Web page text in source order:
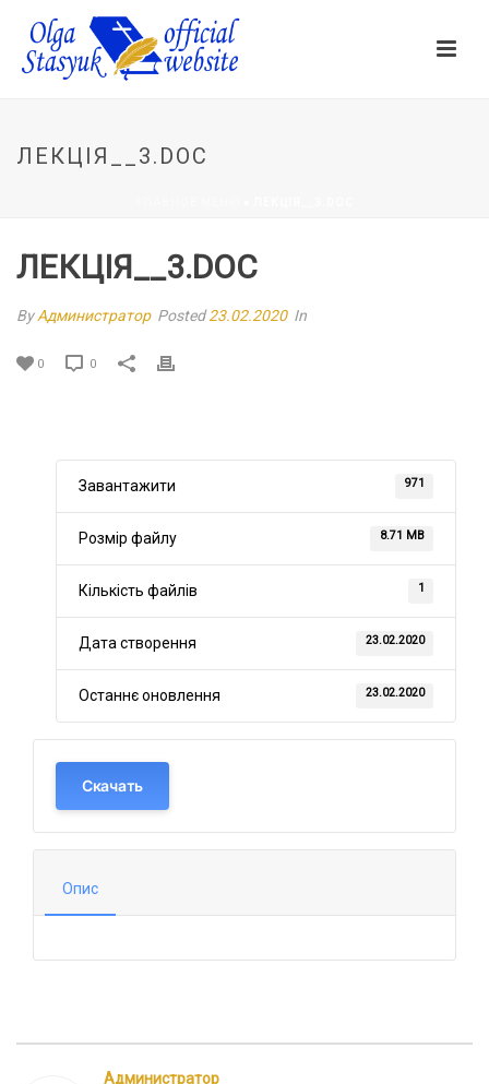
ЛЕКЦІЯ__3.DOC
ЛЕКЦІЯ__3.DOC
ByАдминистратор Posted23.02.2020 In
0 0
Завантажити 971
Розмір файлу 8.71 MB
Кількість файлів 1
Дата створення 23.02.2020
Останнє оновлення 23.02.2020
Скачать
Опис
Администратор